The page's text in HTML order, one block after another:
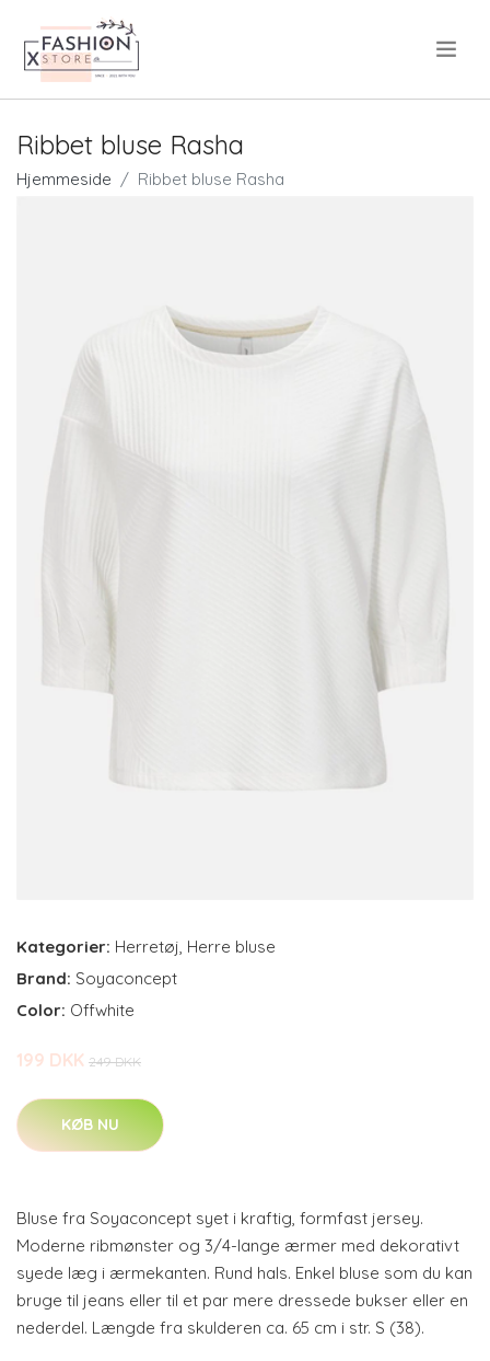
Ribbet bluse Rasha
Hjemmeside Ribbet bluse Rasha
Kategorier: Herretøj, Herre bluse
Brand: Soyaconcept
Color: Offwhite
199 DKK 249 DKK
KØB NU
Bluse fra Soyaconcept syet i kraftig, formfast jersey.
Moderne ribmønster og 3/4-lange ærmer med dekorativt
syede læg i ærmekanten. Rund hals. Enkel bluse som du kan
bruge til jeans eller til et par mere dressede bukser eller en
nederdel. Længde fra skulderen ca. 65 cm i str. S (38).